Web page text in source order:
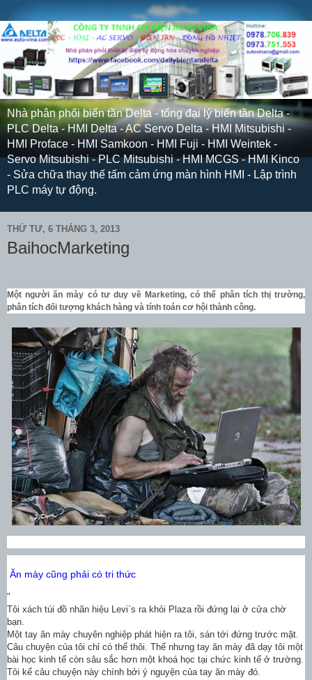
Nhà phân phối biến tần Delta - tổng đại lý biến tần Delta -
PLC Delta - HMI Delta - AC Servo Delta - HMI Mitsubishi -
HMI Proface - HMI Samkoon - HMI Fuji - HMI Weintek -
Servo Mitsubishi - PLC Mitsubishi - HMI MCGS - HMI Kinco
- Sửa chữa thay thế tấm cảm ứng màn hình HMI - Lập trình
PLC máy tự động.
THỨ TƯ, 6 THÁNG 3, 2013
BaihocMarketing
Một người ăn mày có tư duy về Marketing, có thể phân tích thị trường,
phân tích đối tượng khách hàng và tính toán cơ hội thành công.
Ăn mày cũng phải có tri thức
"
Tôi xách túi đồ nhãn hiệu Levi`s ra khỏi Plaza rồi đứng lại ở cửa chờ
bạn.
Một tay ăn mày chuyên nghiệp phát hiện ra tôi, sán tới đứng trước mặt.
Câu chuyện của tôi chỉ có thế thôi. Thế nhưng tay ăn mày đã dạy tôi một
bài học kinh tế còn sâu sắc hơn một khoá học tại chức kinh tế ở trường.
Tôi kể câu chuyện này chính bởi ý nguyện của tay ăn mày đó.